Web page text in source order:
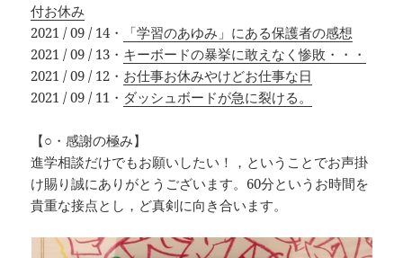
付お休み
2021 / 09 / 14・
「学習のあゆみ」にある保護者の感想
2021 / 09 / 13・ キーボードの暴挙に敢えなく惨敗・・・
2021 / 09 / 12・ お仕事お休みやけどお仕事な日
2021 / 09 / 11・ ダッシュボードが急に裂ける。
【○・感謝の極み】
進学相談だけでもお願いしたい！，ということでお声掛
け賜り誠にありがとうございます。60分というお時間を
貴重な接点とし，ど真剣に向き合います。